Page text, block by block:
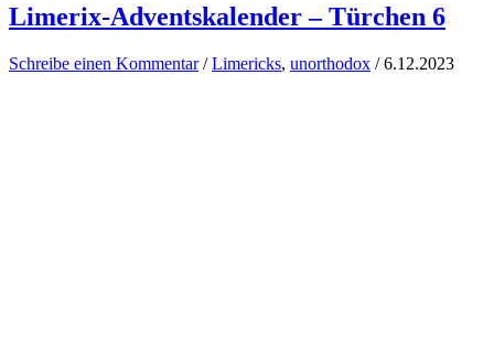
Limerix-Adventskalender – Türchen 6
Schreibe einen Kommentar /Limericks, unorthodox /6.12.2023